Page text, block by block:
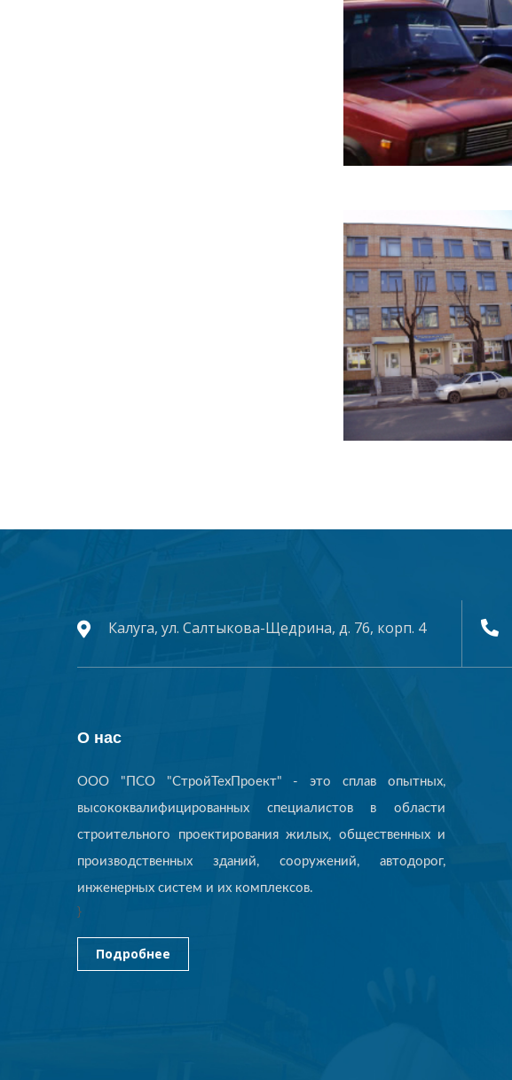
Калуга, ул. Салтыкова-Щедрина, д. 76, корп. 4
О нас
ООО "ПСО "СтройТехПроект" - это сплав опытных,
высококвалифицированных специалистов в области
строительного проектирования жилых, общественных и
производственных зданий, сооружений, автодорог,
инженерных систем и их комплексов.
}
Подробнее